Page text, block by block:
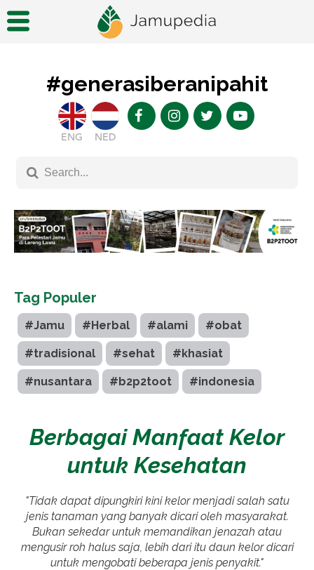
#generasiberanipahit
ENG NED
Tag Populer
#Jamu #Herbal #alami #obat
#tradisional #sehat #khasiat
#nusantara #b2p2toot #indonesia
Berbagai Manfaat Kelor
untuk Kesehatan
"Tidak dapat dipungkiri kini kelor menjadi salah satu
jenis tanaman yang banyak dicari oleh masyarakat.
Bukan sekedar untuk memandikan jenazah atau
mengusir roh halus saja, lebih dari itu daun kelor dicari
untuk mengobati beberapa jenis penyakit."